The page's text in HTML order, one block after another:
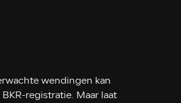
wendingen kan
registratie. Maar laat